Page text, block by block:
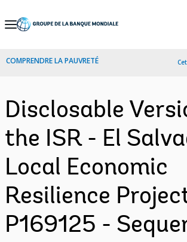
Skip
Navigation
COMPRENDRE LA PAUVRETÉ
Disclosable
the ISR - El
Local Economic
Resilience
P169125 -